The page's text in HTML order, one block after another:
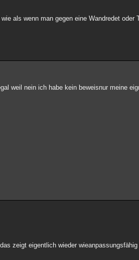
als wenn man gegen eine Wandredet
weil nein ich habe kein beweisnur meine
zeigt eigentlich wieder